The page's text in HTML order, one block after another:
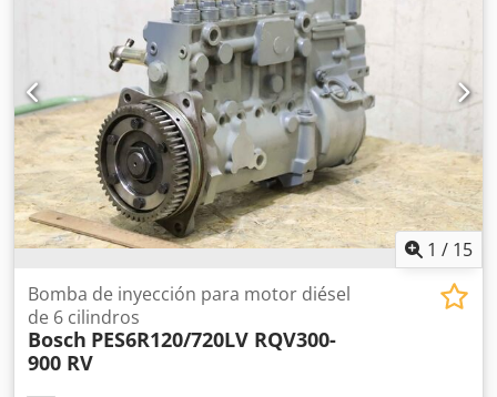
1 / 15
Bomba de inyección para motor diésel
de 6 cilindros
Bosch PES6R120/720LV RQV300-
900 RV